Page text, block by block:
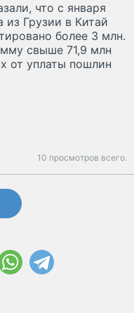
что с января
из Грузии в Китай
более 3 млн.
свыше 71,9 млн
от уплаты пошлин
10 просмотров всего.